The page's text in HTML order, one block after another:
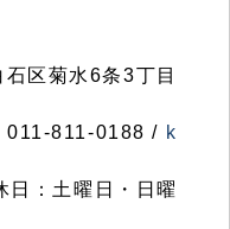
区菊水6条3丁目
011-811-0188 / k
：土曜日・日曜